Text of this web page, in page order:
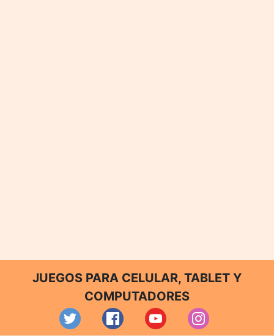
JUEGOS PARA CELULAR, TABLET Y
COMPUTADORES